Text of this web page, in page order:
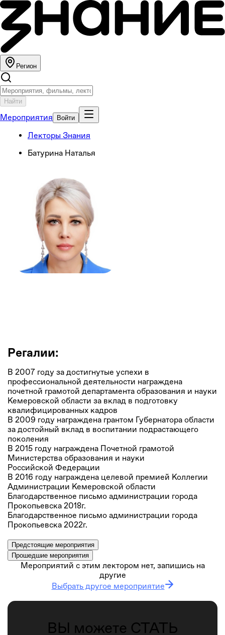
Регион
Найти
Мероприятия Войти
Лекторы Знания
Батурина Наталья
Регалии:
В 2007 году за достигнутые успехи в
профессиональной деятельности награждена
почетной грамотой департамента образования и науки
Кемеровской области за вклад в подготовку
квалифицированных кадров
В 2009 году награждена грантом Губернатора области
за достойный вклад в воспитании подрастающего
поколения
В 2015 году награждена Почетной грамотой
Министерства образования и науки
Российской Федерации
В 2016 году награждена целевой премией Коллегии
Администрации Кемеровской области
Благодарственное письмо администрации города
Прокопьевска 2018г.
Благодарственное письмо администрации города
Прокопьевска 2022г.
Предстоящие мероприятия
Прошедшие мероприятия
Мероприятий с этим лектором нет, запишись на
другие
Выбрать другое мероприятие
ВЫ можете СТАТЬ